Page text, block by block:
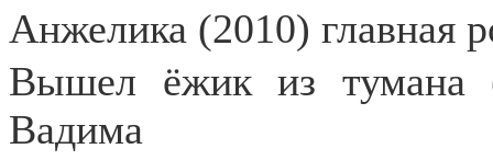
Анжелика (2010) главная
Вышел ёжик из тумана
Вадима